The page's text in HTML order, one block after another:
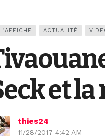
ACTUALITÉ
et
thies24
11/28/2017 4:42 AM